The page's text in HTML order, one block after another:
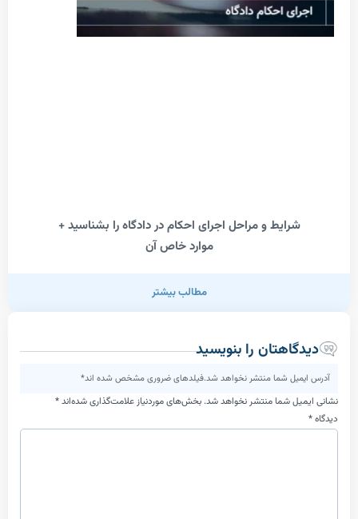
و مراحل اجرای احکام در دادگاه را بشناسید +
موارد خاص آن
را بنویسید
شما منتشر نخواهد شد.فیلدهای ضروری مشخص شده اند*
شما منتشر نخواهد شد.بخش‌های موردنیاز علامت‌گذاری شده‌اند*